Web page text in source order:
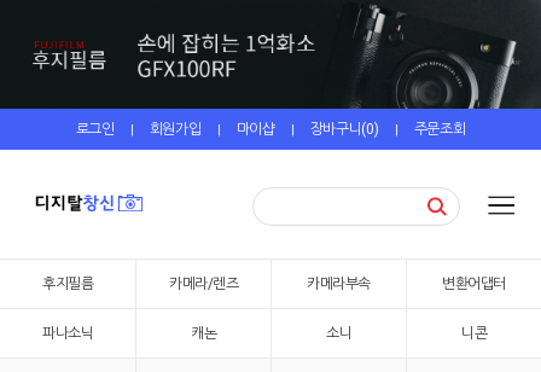
로그인 | 회원가입 | 마이샵 | 장바구니(0) | 주문조회
후지필름 카메라/렌즈 카메라부속 변환어댑터
파나소닉 캐논 소니 니콘